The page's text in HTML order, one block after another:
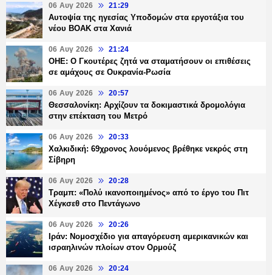
06 Αυγ 2026 21:29
Αυτοψία της ηγεσίας Υποδομών στα εργοτάξια του
νέου ΒΟΑΚ στα Χανιά
06 Αυγ 2026 21:24
ΟΗΕ: Ο Γκουτέρες ζητά να σταματήσουν οι επιθέσεις
σε αμάχους σε Ουκρανία-Ρωσία
06 Αυγ 2026 20:57
Θεσσαλονίκη: Αρχίζουν τα δοκιμαστικά δρομολόγια
στην επέκταση του Μετρό
06 Αυγ 2026 20:33
Χαλκιδική: 69χρονος λουόμενος βρέθηκε νεκρός στη
Σίβηρη
06 Αυγ 2026 20:28
Τραμπ: «Πολύ ικανοποιημένος» από το έργο του Πιτ
Χέγκσεθ στο Πεντάγωνο
06 Αυγ 2026 20:26
Ιράν: Νομοσχέδιο για απαγόρευση αμερικανικών και
ισραηλινών πλοίων στον Ορμούζ
06 Αυγ 2026 20:24